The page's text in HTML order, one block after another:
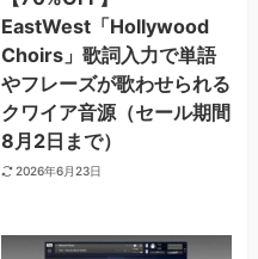
EastWest「Hollywood
Choirs」歌詞入力で単語
やフレーズが歌わせられる
クワイア音源（セール期間
8月2日まで）
2026年6月23日